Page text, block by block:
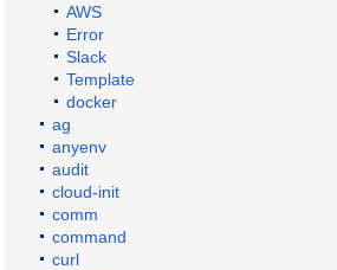
AWS
Error
Slack
Template
docker
ag
anyenv
audit
cloud-init
comm
command
curl